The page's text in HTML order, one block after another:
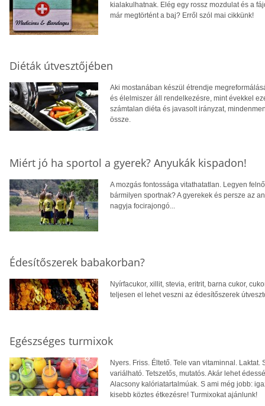
kialakulhatnak. Elég egy rossz mozdulat és a
már megtörtént a baj? Erről szól mai cikkünk!
Diéták útvesztőjében
Aki mostanában készül étrendje
és élelmiszer áll rendelkezésre, mint évekkel
számtalan diéta és javasolt irányzat,
össze.
Miért jó ha sportol a gyerek? Anyukák kispadon!
A mozgás fontossága vitathatatlan. Legyen
bármilyen sportnak? A gyerekek és persze az
nagyja focirajongó...
Édesítőszerek babakorban?
Nyírfacukor, xillit, stevia, eritrit, barna cukor,
teljesen el lehet veszni az édesítőszerek
Egészséges turmixok
Nyers. Friss. Éltető. Tele van vitaminnal.
variálható. Tetszetős, mutatós. Akár lehet
Alacsony kalóriatartalmúak. S ami még jobb:
kisebb köztes étkezésre! Turmixokat ajánlunk!